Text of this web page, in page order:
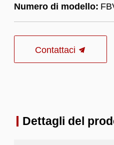
Numero di modello:
Contattaci
Dettagli del